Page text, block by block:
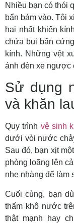
Nhiều bạn có thói
bẩn bám vào. Tôi
hại nhất khiến
chứa bụi bẩn
kính. Những vệt
ánh đèn xe ngược
Sử dụng
và khăn
Quy trình vệ sinh
dưới vòi nước
Sau đó, bạn xịt
phòng loãng lên
nhẹ nhàng để làm
Cuối cùng, bạn
thấm khô nước
thật mạnh hay